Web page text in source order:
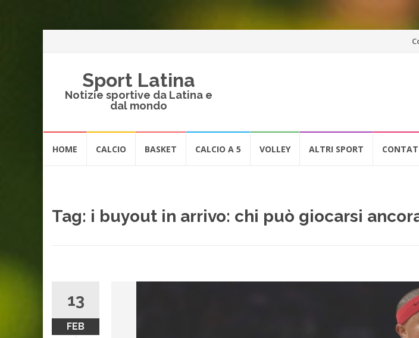
Vai
Sport Latina
Notizie sportive da Latina e
dal mondo
HOME CALCIO BASKET CALCIO A 5 VOLLEY ALTRI SPORT
Tag: i buyout in arrivo: chi può giocarsi
13
FEB